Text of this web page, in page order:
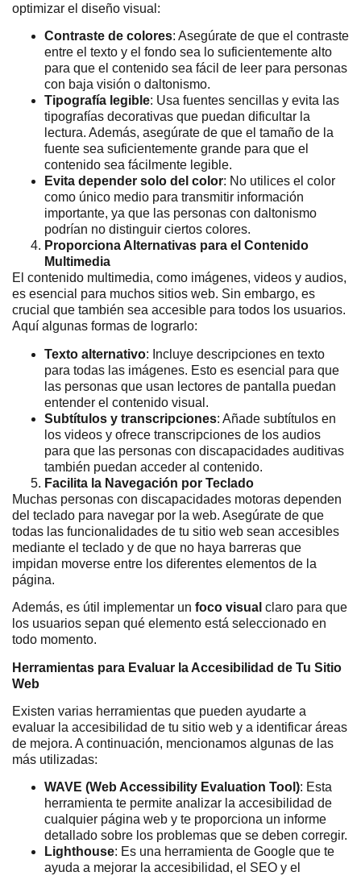
optimizar el diseño visual:
Contraste de colores: Asegúrate de que el contraste
entre el texto y el fondo sea lo suficientemente alto
para que el contenido sea fácil de leer para personas
con baja visión o daltonismo.
Tipografía legible: Usa fuentes sencillas y evita las
tipografías decorativas que puedan dificultar la
lectura. Además, asegúrate de que el tamaño de la
fuente sea suficientemente grande para que el
contenido sea fácilmente legible.
Evita depender solo del color: No utilices el color
como único medio para transmitir información
importante, ya que las personas con daltonismo
podrían no distinguir ciertos colores.
Proporciona Alternativas para el Contenido
Multimedia
El contenido multimedia, como imágenes, videos y audios,
es esencial para muchos sitios web. Sin embargo, es
crucial que también sea accesible para todos los usuarios.
Aquí algunas formas de lograrlo:
Texto alternativo: Incluye descripciones en texto
para todas las imágenes. Esto es esencial para que
las personas que usan lectores de pantalla puedan
entender el contenido visual.
Subtítulos y transcripciones: Añade subtítulos en
los videos y ofrece transcripciones de los audios
para que las personas con discapacidades auditivas
también puedan acceder al contenido.
Facilita la Navegación por Teclado
Muchas personas con discapacidades motoras dependen
del teclado para navegar por la web. Asegúrate de que
todas las funcionalidades de tu sitio web sean accesibles
mediante el teclado y de que no haya barreras que
impidan moverse entre los diferentes elementos de la
página.
Además, es útil implementar un foco visual claro para que
los usuarios sepan qué elemento está seleccionado en
todo momento.
Herramientas para Evaluar la Accesibilidad de Tu Sitio
Web
Existen varias herramientas que pueden ayudarte a
evaluar la accesibilidad de tu sitio web y a identificar áreas
de mejora. A continuación, mencionamos algunas de las
más utilizadas:
WAVE (Web Accessibility Evaluation Tool): Esta
herramienta te permite analizar la accesibilidad de
cualquier página web y te proporciona un informe
detallado sobre los problemas que se deben corregir.
Lighthouse: Es una herramienta de Google que te
ayuda a mejorar la accesibilidad, el SEO y el